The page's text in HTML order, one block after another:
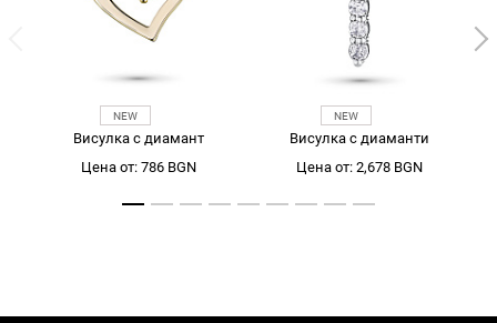
Висулка с диамант
Цена от: 786 BGN
Висулка с диаманти
Цена от: 2,678 BGN